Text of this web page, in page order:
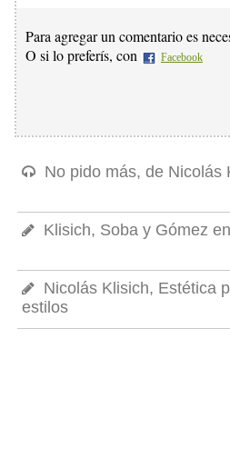
Para agregar un comentario es
O si lo preferís, con Facebook
No pido más, de Nicolás
Klisich, Soba y Gómez
Nicolás Klisich, Estética
estilos